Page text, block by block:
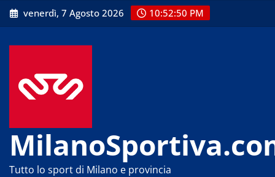
Skip
to
venerdì, 7 Agosto 2026 10:52:51 PM
Tutto lo sport di Milano e provincia